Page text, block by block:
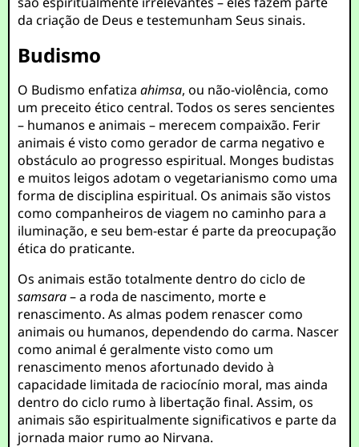
da criação de Deus e testemunham Seus sinais.
Budismo
O Budismo enfatizaahimsa, ou não-violência, como
um preceito ético central. Todos os seres sencientes
– humanos e animais – merecem compaixão. Ferir
animais é visto como gerador de carma negativo e
obstáculo ao progresso espiritual. Monges budistas
e muitos leigos adotam o vegetarianismo como uma
forma de disciplina espiritual. Os animais são vistos
como companheiros de viagem no caminho para a
iluminação, e seu bem-estar é parte da preocupação
ética do praticante.
Os animais estão totalmente dentro do ciclo de
samsara– a roda de nascimento, morte e
renascimento. As almas podem renascer como
animais ou humanos, dependendo do carma. Nascer
como animal é geralmente visto como um
renascimento menos afortunado devido à
capacidade limitada de raciocínio moral, mas ainda
dentro do ciclo rumo à libertação final. Assim, os
animais são espiritualmente significativos e parte da
jornada maior rumo ao Nirvana.